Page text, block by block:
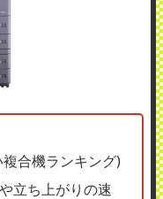
合機ランキング)
立ち上がりの速